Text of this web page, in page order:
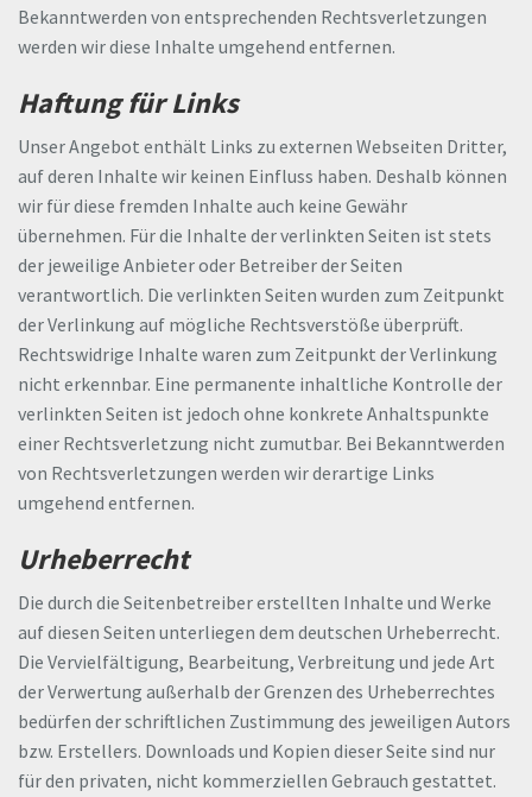
Bekanntwerden von entsprechenden Rechtsverletzungen
werden wir diese Inhalte umgehend entfernen.
Haftung für Links
Unser Angebot enthält Links zu externen Webseiten Dritter,
auf deren Inhalte wir keinen Einfluss haben. Deshalb können
wir für diese fremden Inhalte auch keine Gewähr
übernehmen. Für die Inhalte der verlinkten Seiten ist stets
der jeweilige Anbieter oder Betreiber der Seiten
verantwortlich. Die verlinkten Seiten wurden zum Zeitpunkt
der Verlinkung auf mögliche Rechtsverstöße überprüft.
Rechtswidrige Inhalte waren zum Zeitpunkt der Verlinkung
nicht erkennbar. Eine permanente inhaltliche Kontrolle der
verlinkten Seiten ist jedoch ohne konkrete Anhaltspunkte
einer Rechtsverletzung nicht zumutbar. Bei Bekanntwerden
von Rechtsverletzungen werden wir derartige Links
umgehend entfernen.
Urheberrecht
Die durch die Seitenbetreiber erstellten Inhalte und Werke
auf diesen Seiten unterliegen dem deutschen Urheberrecht.
Die Vervielfältigung, Bearbeitung, Verbreitung und jede Art
der Verwertung außerhalb der Grenzen des Urheberrechtes
bedürfen der schriftlichen Zustimmung des jeweiligen Autors
bzw. Erstellers. Downloads und Kopien dieser Seite sind nur
für den privaten, nicht kommerziellen Gebrauch gestattet.